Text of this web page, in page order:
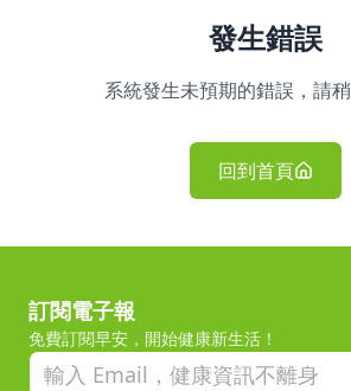
發生錯誤
系統發生未預期的錯誤，請稍
回到首頁
訂閱電子報
免費訂閱早安，開始健康新生活！